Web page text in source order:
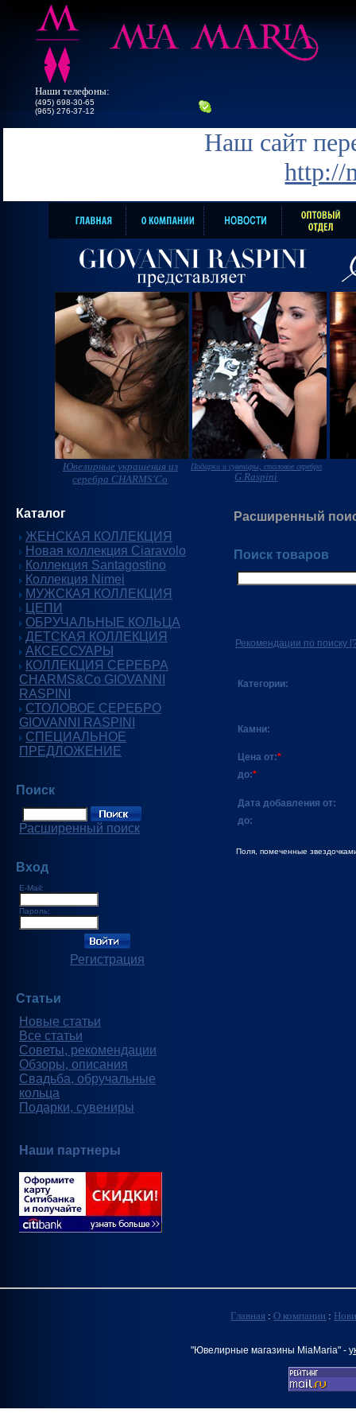
Наши телефоны:
(495) 698-30-65
(965) 276-37-12
Наш сайт
http://
Ювелирные украшения из
серебра CHARMS'Co
Подарки и сувениры, столовое серебро
G.Raspini
Каталог
ЖЕНСКАЯ КОЛЛЕКЦИЯ
Новая коллекция Ciaravolo
Коллекция Santagostino
Коллекция Nimei
МУЖСКАЯ КОЛЛЕКЦИЯ
ЦЕПИ
ОБРУЧАЛЬНЫЕ КОЛЬЦА
ДЕТСКАЯ КОЛЛЕКЦИЯ
АКСЕССУАРЫ
КОЛЛЕКЦИЯ СЕРЕБРА
CHARMS&Co GIOVANNI
RASPINI
СТОЛОВОЕ СЕРЕБРО
GIOVANNI RASPINI
СПЕЦИАЛЬНОЕ
ПРЕДЛОЖЕНИЕ
Поиск
Расширенный поиск
Вход
E-Mail:
Пароль:
Регистрация
Статьи
Новые статьи
Все статьи
Советы, рекомендации
Обзоры, описания
Свадьба, обручальные
кольца
Подарки, сувениры
Наши партнеры
Расширенный
Поиск товаров
Рекомендации по поиску
Категории:
Камни:
Цена от:*
до:*
Дата добавления от:
до:
Поля, помеченные
Главная :О компании :
"Ювелирные магазины MiaMaria" -